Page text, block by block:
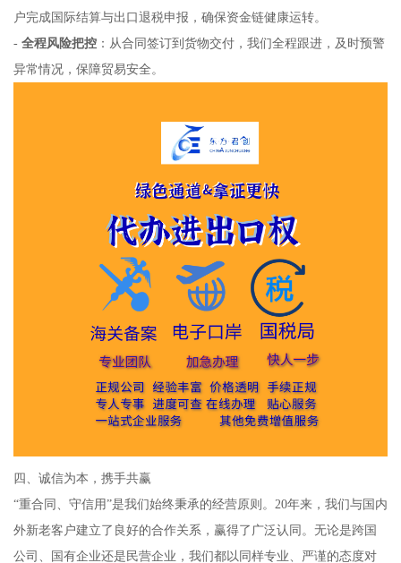
户完成国际结算与出口退税申报，确保资金链健康运转。
- 全程风险把控：从合同签订到货物交付，我们全程跟进，及时预警
异常情况，保障贸易安全。
四、诚信为本，携手共赢
“重合同、守信用”是我们始终秉承的经营原则。20年来，我们与国内
外新老客户建立了良好的合作关系，赢得了广泛认同。无论是跨国
公司、国有企业还是民营企业，我们都以同样专业、严谨的态度对